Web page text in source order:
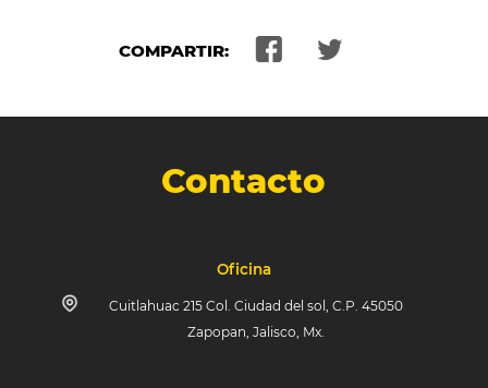
COMPARTIR:
Contacto
Oficina
Cuitlahuac 215 Col. Ciudad del sol, C.P. 45050
Zapopan, Jalisco, Mx.